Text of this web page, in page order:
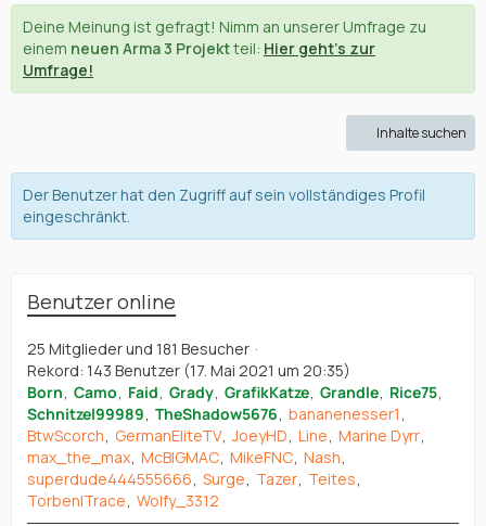
Deine Meinung ist gefragt! Nimm an unserer Umfrage zu
einem neuen Arma 3 Projektteil: Hier geht's zur
Umfrage!
Inhalte suchen
Der Benutzer hat den Zugriff auf sein vollständiges Profil
eingeschränkt.
Benutzer online
25 Mitglieder und 181 Besucher
Rekord: 143 Benutzer (17. Mai 2021 um 20:35)
Born Camo Faid Grady GrafikKatze Grandle Rice75
Schnitzel99989 TheShadow5676 bananenesser1
BtwScorch
GermanEliteTV JoeyHD Line Marine Dyrr
max_the_max McBIGMAC MikeFNC Nash
superdude444555666 Surge Tazer Teites
Torben|Trace Wolfy_3312